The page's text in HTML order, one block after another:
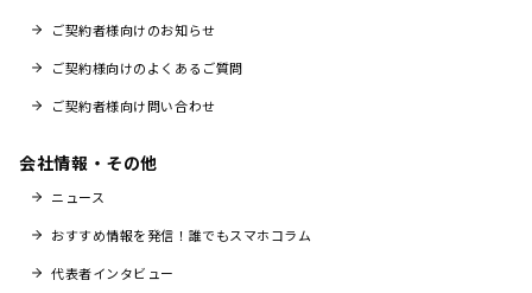
ご契約者様向けのお知らせ
ご契約様向けのよくあるご質問
ご契約者様向け問い合わせ
会社情報・その他
ニュース
おすすめ情報を発信！誰でもスマホコラム
代表者インタビュー